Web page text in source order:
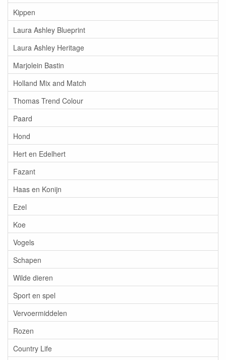
Kippen
Laura Ashley Blueprint
Laura Ashley Heritage
Marjolein Bastin
Holland Mix and Match
Thomas Trend Colour
Paard
Hond
Hert en Edelhert
Fazant
Haas en Konijn
Ezel
Koe
Vogels
Schapen
Wilde dieren
Sport en spel
Vervoermiddelen
Rozen
Country Life